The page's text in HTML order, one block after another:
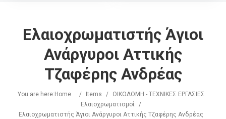
Search
Ελαιοχρωματιστής Άγιοι
Ανάργυροι Αττικής
Τζαφέρης Ανδρέας
You are here: Home / Items /
ΟΙΚΟΔΟΜΗ - ΤΕΧΝΙΚΕΣ ΕΡΓΑΣΙΕΣ
Ελαιοχρωματισμοί
/
Ελαιοχρωματιστής Άγιοι Ανάργυροι Αττικής Τζαφέρης Ανδρέας